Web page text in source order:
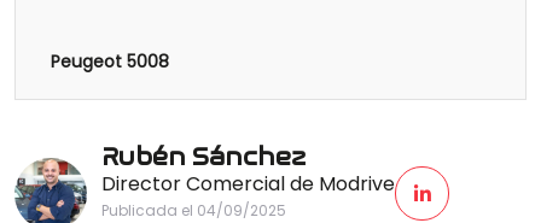
Peugeot 5008
Rubén Sánchez
Director Comercial de Modrive
Publicada el 04/09/2025